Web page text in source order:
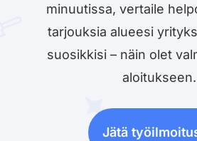
minuutissa, vertaile
tarjouksia alueesi
suosikkisi – näin olet
aloitukseen.
Jätä